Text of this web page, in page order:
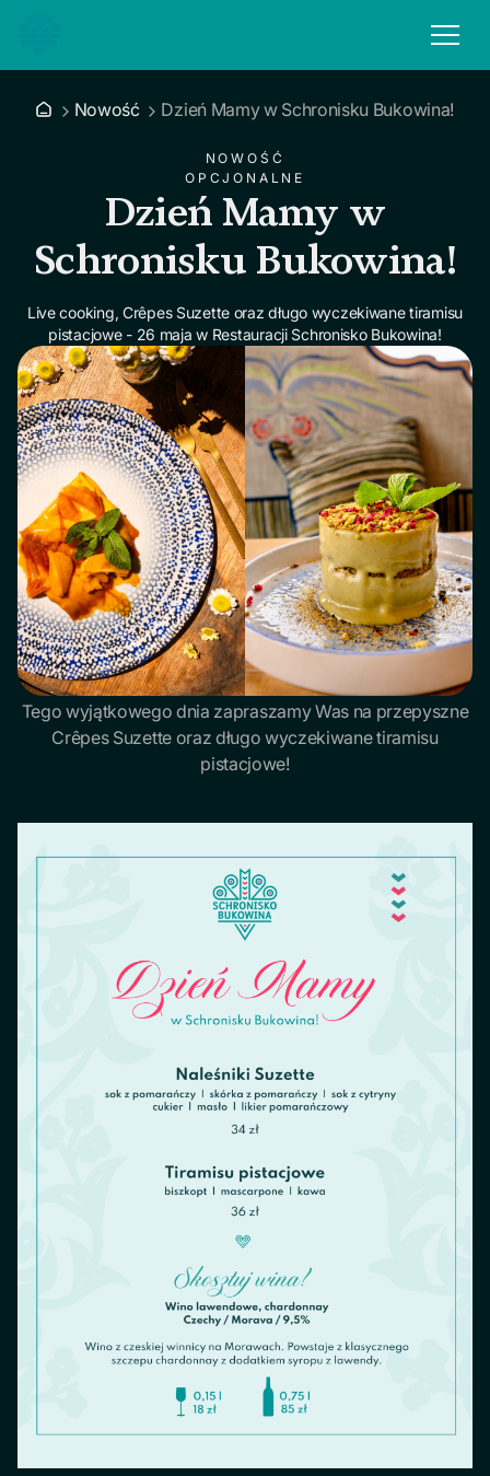
Nowość Dzień Mamy w Schronisku Bukowina!
NOWOŚĆ
OPCJONALNE
Dzień Mamy w
Schronisku Bukowina!
Live cooking, Crêpes Suzette oraz długo wyczekiwane tiramisu
pistacjowe - 26 maja w Restauracji Schronisko Bukowina!
Tego wyjątkowego dnia zapraszamy Was na przepyszne
Crêpes Suzette oraz długo wyczekiwane tiramisu
pistacjowe!